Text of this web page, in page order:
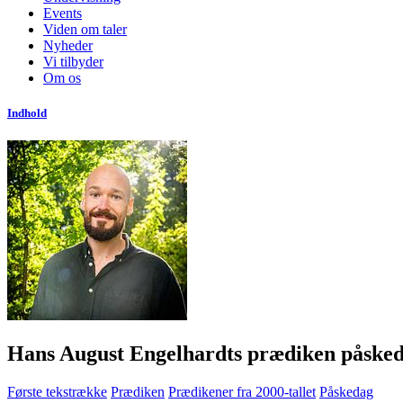
Events
Viden om taler
Nyheder
Vi tilbyder
Om os
Indhold
Hans August Engelhardts prædiken
Første tekstrække Prædiken Prædikener fra 2000-tallet Påskedag